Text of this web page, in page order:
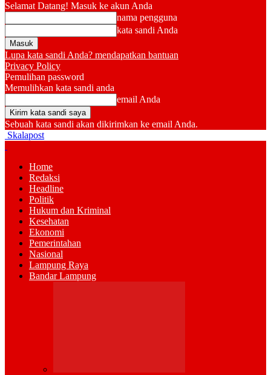
Selamat Datang! Masuk ke akun Anda
nama pengguna
kata sandi Anda
Lupa kata sandi Anda? mendapatkan bantuan
Privacy Policy
Pemulihan password
Memulihkan kata sandi anda
email Anda
Sebuah kata sandi akan dikirimkan ke email Anda.
Skalapost
Home
Redaksi
Headline
Politik
Hukum dan Kriminal
Kesehatan
Ekonomi
Pemerintahan
Nasional
Lampung Raya
Bandar Lampung